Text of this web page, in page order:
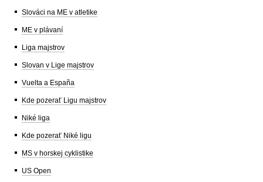
Slováci na ME v atletike
ME v plávaní
Liga majstrov
Slovan v Lige majstrov
Vuelta a España
Kde pozerať Ligu majstrov
Niké liga
Kde pozerať Niké ligu
MS v horskej cyklistike
US Open